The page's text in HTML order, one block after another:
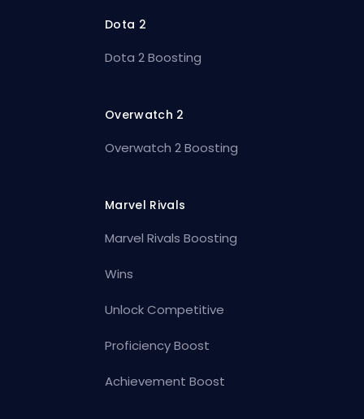
Dota 2
Dota 2 Boosting
Overwatch 2
Overwatch 2 Boosting
Marvel Rivals
Marvel Rivals Boosting
Wins
Unlock Competitive
Proficiency Boost
Achievement Boost